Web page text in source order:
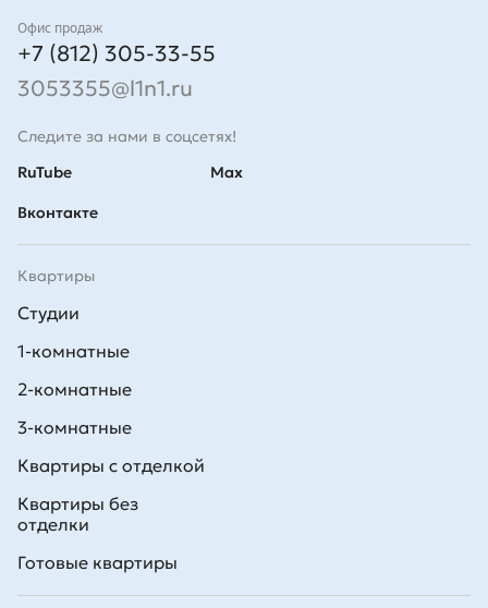
Контакты
Офис продаж
+7 (812) 305-33-55
3053355@l1n1.ru
Следите за нами в соцсетях!
RuTube
Вконтакте
Max
Квартиры
Студии
1-комнатные
2-комнатные
3-комнатные
Квартиры с отделкой
Квартиры без
отделки
Готовые квартиры